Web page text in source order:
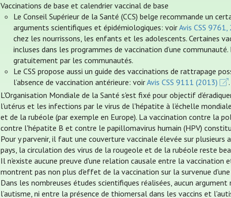
Vaccinations de base et calendrier vaccinal de base
Le Conseil Supérieur de la Santé (CCS) belge recommande un
arguments scientifiques et épidémiologiques: voirAvis CSS 9761,
chez les nourrissons, les enfants et les adolescents. Certaines
incluses dans les programmes de vaccination d’une communauté.
gratuitement par les communautés.
Le CSS propose aussi un guide des vaccinations de rattrapage
l’absence de vaccination antérieure: voirAvis CSS 9111 (2013)
.
L'Organisation Mondiale de la Santé s'est fixé pour objectif
l'utérus et les infections par le virus de l'hépatite à l’échelle
et de la rubéole (par exemple en Europe). La vaccination contre la
contre l'hépatite B et contre le papillomavirus humain (HPV)
Pour y parvenir, il faut une couverture vaccinale élevée sur plusieurs
pays, la circulation des virus de la rougeole et de la rubéole reste
Il n'existe aucune preuve d'une relation causale entre la vaccination
montrent pas non plus d'effet de la vaccination sur la survenue
Dans les nombreuses études scientifiques réalisées, aucun
l’autisme, ni entre la présence de thiomersal dans les vaccins et